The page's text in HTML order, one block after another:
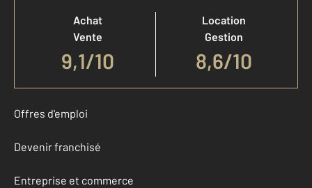
Achat
Vente
9,1/10
Location
Gestion
8,6/10
Offres d'emploi
Devenir franchisé
Entreprise et commerce